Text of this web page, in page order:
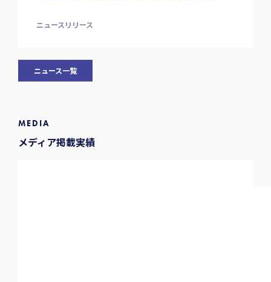
ニュースリリース
ニュース一覧
MEDIA
メディア掲載実績